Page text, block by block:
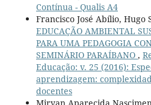
Contínua - Qualis A4
Francisco José Abílio, Hugo
EDUCAÇÃO AMBIENTAL
PARA UMA PEDAGOGIA
SEMINÁRIO PARAÍBANO ,
Educação: v. 25 (2016):
aprendizagem:
docentes